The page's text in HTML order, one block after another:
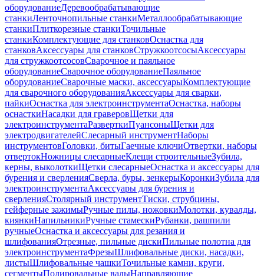
оборудованиеДеревообрабатывающие
станкиЛенточнопильные станкиМеталлообрабатывающие
станкиПлиткорезные станкиТочильные
станкиКомплектующие для станковОснастка для
станковАксессуары для станковСтружкоотсосыАксессуары
для стружкоотсосовСварочное и паяльное
оборудованиеСварочное оборудованиеПаяльное
оборудованиеСварочные маски, аксессуарыКомплектующие
для сварочного оборудованияАксессуары для сварки,
пайкиОснастка для электроинструментаОснастка, наборы
оснасткиНасадки для граверовЩетки для
электроинструментаРазверткиПуансоныЩетки для
электродвигателейСлесарный инструментНаборы
инструментовГоловки, битыГаечные ключиОтвертки, наборы
отвертокНожницы слесарныеКлещи строительныеЗубила,
керны, выколоткиЩетки слесарныеОснастка и аксессуары для
бурения и сверленияСверла, буры, зенкерыКоронкиЗубила для
электроинструментаАксессуары для бурения и
сверленияСтолярный инструментТиски, струбцины,
гейферные зажимыРучные пилы, ножовкиМолотки, кувалды,
киянкиНапильникиРучные стамескиРубанки, рашпили
ручныеОснастка и аксессуары для резания и
шлифованияОтрезные, пильные дискиПильные полотна для
электроинструментаФрезыШлифовальные диски, насадки,
листыШлифовальные чашкиТочильные камни, круги,
сегментыПолировальные валыНаправляющие